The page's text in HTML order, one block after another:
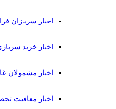
اخبار سربازان فراری
اخبار خرید سربازی
اخبار مشمولان غایب
اخبار معافیت تحصیلی